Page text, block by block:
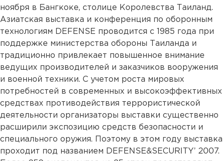
ноября в Бангкоке, столице Королевства Таиланд.
Азиатская выставка и конференция по оборонным
технологиям DEFENSE проводится с 1985 года при
поддержке министерства обороны Таиланда и
традиционно привлекает повышенное внимание
ведущих производителей и заказчиков вооружения
и военной техники. С учетом роста мировых
потребностей в современных и высокоэффективных
средствах противодействия террористической
деятельности организаторы выставки существенно
расширили экспозицию средств безопасности и
специального оружия. Поэтому в этом году выставка
проходит под названием DEFENSE&SECURITY’ 2007.